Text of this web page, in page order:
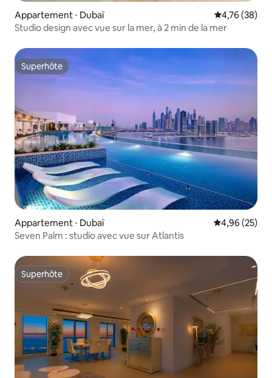
Appartement ⋅ Dubaï Évaluation
4,76 (38)
Studio design avec vue sur la mer, à 2 min de la mer
Superhôte
Superhôte
Appartement ⋅ Dubaï Évaluation
4,96 (25)
Seven Palm : studio avec vue sur Atlantis
Superhôte
Superhôte